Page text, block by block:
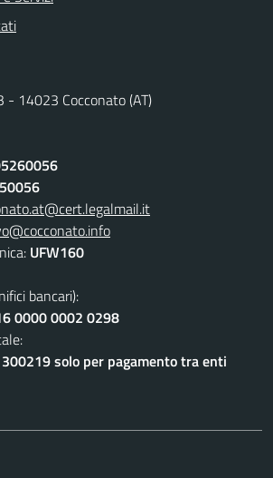
- 14023 Cocconato (AT)
UFW160
bancari):
0000 0002 0298
300219 solo per pagamento tra enti